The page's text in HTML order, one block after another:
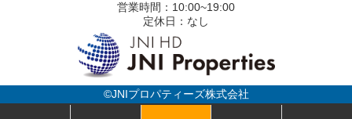
営業時間：10:00~19:00
定休日：なし
©JNIプロパティーズ株式会社